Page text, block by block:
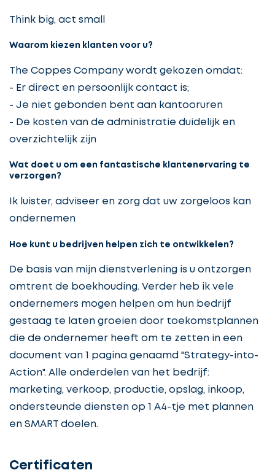
Think big, act small
Waarom kiezen klanten voor u?
The Coppes Company wordt gekozen omdat:
- Er direct en persoonlijk contact is;
- Je niet gebonden bent aan kantooruren
- De kosten van de administratie duidelijk en
overzichtelijk zijn
Wat doet u om een fantastische klantenervaring te
verzorgen?
Ik luister, adviseer en zorg dat uw zorgeloos kan
ondernemen
Hoe kunt u bedrijven helpen zich te ontwikkelen?
De basis van mijn dienstverlening is u ontzorgen
omtrent de boekhouding. Verder heb ik vele
ondernemers mogen helpen om hun bedrijf
gestaag te laten groeien door toekomstplannen
die de ondernemer heeft om te zetten in een
document van 1 pagina genaamd "Strategy-into-
Action". Alle onderdelen van het bedrijf:
marketing, verkoop, productie, opslag, inkoop,
ondersteunde diensten op 1 A4-tje met plannen
en SMART doelen.
Certificaten